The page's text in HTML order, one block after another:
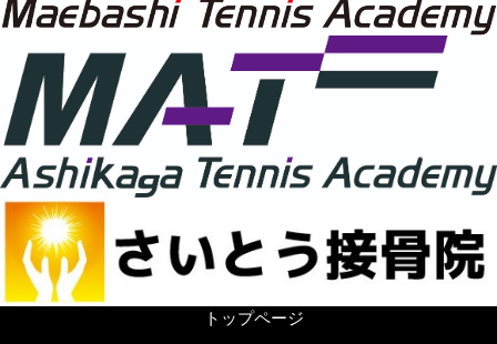
トップページ